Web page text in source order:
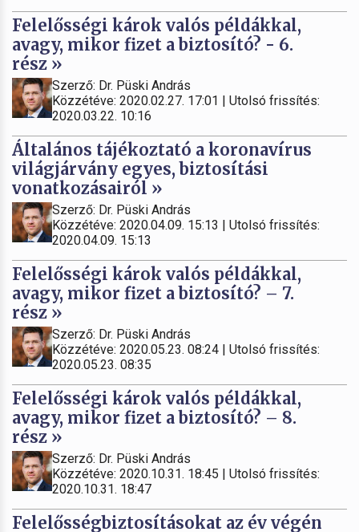
Felelősségi károk valós példákkal,
avagy, mikor fizet a biztosító? - 6.
rész »
Szerző: Dr. Püski András
Közzétéve: 2020.02.27. 17:01 | Utolsó frissítés:
2020.03.22. 10:16
Általános tájékoztató a koronavírus
világjárvány egyes, biztosítási
vonatkozásairól »
Szerző: Dr. Püski András
Közzétéve: 2020.04.09. 15:13 | Utolsó frissítés:
2020.04.09. 15:13
Felelősségi károk valós példákkal,
avagy, mikor fizet a biztosító? – 7.
rész »
Szerző: Dr. Püski András
Közzétéve: 2020.05.23. 08:24 | Utolsó frissítés:
2020.05.23. 08:35
Felelősségi károk valós példákkal,
avagy, mikor fizet a biztosító? – 8.
rész »
Szerző: Dr. Püski András
Közzétéve: 2020.10.31. 18:45 | Utolsó frissítés:
2020.10.31. 18:47
Felelősségbiztosításokat az év végén